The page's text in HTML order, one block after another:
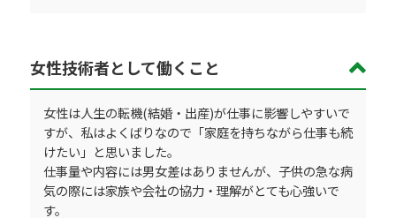
女性技術者として働くこと
女性は人生の転機(結婚・出産)が仕事に影響しやすいで
すが、私はよくばりなので「家庭を持ちながら仕事も続
けたい」と思いました。
仕事量や内容には男女差はありませんが、子供の急な病
気の際には家族や会社の協力・理解がとても心強いで
す。